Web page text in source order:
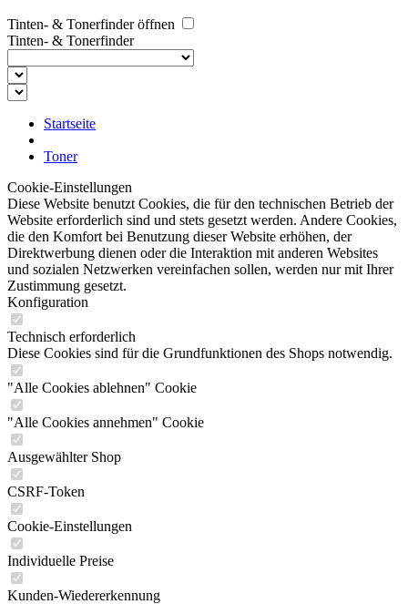
Tinten- & Tonerfinder öffnen
Tinten- & Tonerfinder
Startseite
Toner
Cookie-Einstellungen
Diese Website benutzt Cookies, die für den technischen Betrieb der
Website erforderlich sind und stets gesetzt werden. Andere Cookies,
die den Komfort bei Benutzung dieser Website erhöhen, der
Direktwerbung dienen oder die Interaktion mit anderen Websites
und sozialen Netzwerken vereinfachen sollen, werden nur mit Ihrer
Zustimmung gesetzt.
Konfiguration
Technisch erforderlich
Diese Cookies sind für die Grundfunktionen des Shops notwendig.
"Alle Cookies ablehnen" Cookie
"Alle Cookies annehmen" Cookie
Ausgewählter Shop
CSRF-Token
Cookie-Einstellungen
Individuelle Preise
Kunden-Wiedererkennung